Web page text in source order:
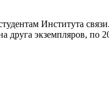
Института
экземпляров, по